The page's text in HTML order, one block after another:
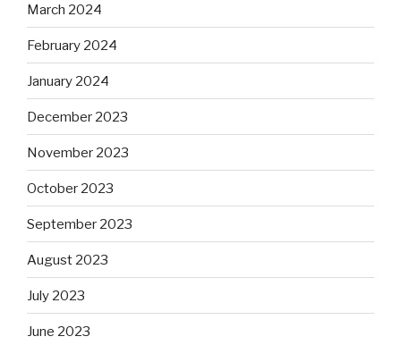
March 2024
February 2024
January 2024
December 2023
November 2023
October 2023
September 2023
August 2023
July 2023
June 2023